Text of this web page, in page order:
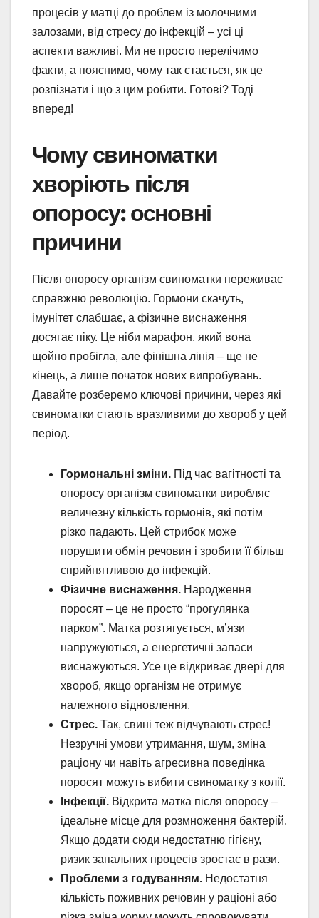
процесів у матці до проблем із молочними
залозами, від стресу до інфекцій – усі ці
аспекти важливі. Ми не просто перелічимо
факти, а пояснимо, чому так стається, як це
розпізнати і що з цим робити. Готові? Тоді
вперед!
Чому свиноматки
хворіють після
опоросу: основні
причини
Після опоросу організм свиноматки переживає
справжню революцію. Гормони скачуть,
імунітет слабшає, а фізичне виснаження
досягає піку. Це ніби марафон, який вона
щойно пробігла, але фінішна лінія – ще не
кінець, а лише початок нових випробувань.
Давайте розберемо ключові причини, через які
свиноматки стають вразливими до хвороб у цей
період.
Гормональні зміни. Під час вагітності та
опоросу організм свиноматки виробляє
величезну кількість гормонів, які потім
різко падають. Цей стрибок може
порушити обмін речовин і зробити її більш
сприйнятливою до інфекцій.
Фізичне виснаження. Народження
поросят – це не просто “прогулянка
парком”. Матка розтягується, м’язи
напружуються, а енергетичні запаси
виснажуються. Усе це відкриває двері для
хвороб, якщо організм не отримує
належного відновлення.
Стрес. Так, свині теж відчувають стрес!
Незручні умови утримання, шум, зміна
раціону чи навіть агресивна поведінка
поросят можуть вибити свиноматку з колії.
Інфекції. Відкрита матка після опоросу –
ідеальне місце для розмноження бактерій.
Якщо додати сюди недостатню гігієну,
ризик запальних процесів зростає в рази.
Проблеми з годуванням. Недостатня
кількість поживних речовин у раціоні або